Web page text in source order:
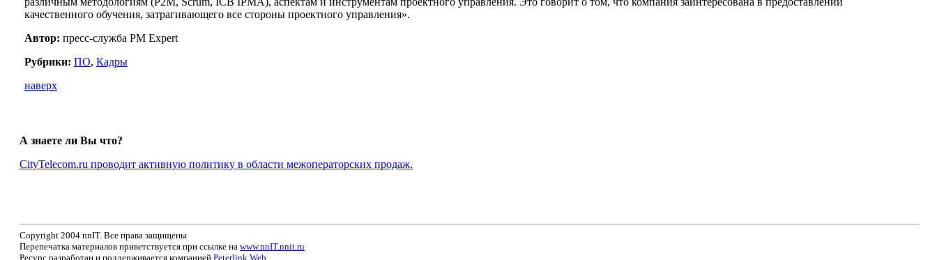
качественного обучения, затрагивающего все стороны проектного управления».
Автор: пресс-служба PM Expert
Рубрики: ПО, Кадры
наверх
А знаете ли Вы что?
CityTelecom.ru проводит активную политику в области межоператорских продаж.
Copyright 2004 nnIT. Все права защищены
Перепечатка материалов приветствуется при ссылке на www.nnIT.nnit.ru
Ресурс разработан и поддерживается компанией Peterlink Web